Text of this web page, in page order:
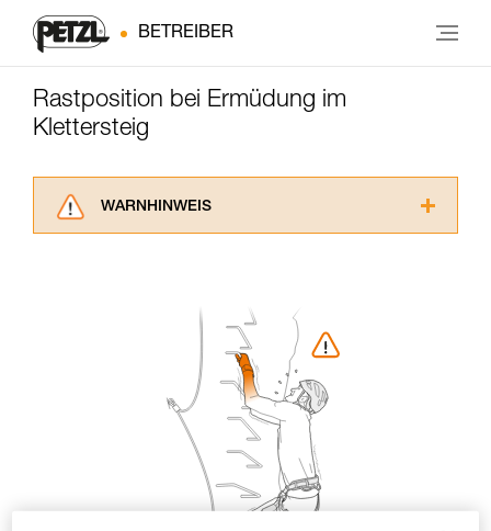
BETREIBER
Rastposition bei Ermüdung im
Klettersteig
WARNHINWEIS
ziehen. Um diese Zusatzinformationen
verstehen zu können, müssen Sie zuerst die in
der Gebrauchsanweisung enthaltenen
Informationen richtig verstanden haben.
Die Beherrschung dieser Techniken setzt eine
entsprechende Ausbildung und ein spezielles
Training voraus. Prüfen Sie zusammen mit
einem Profi, ob Sie in der Lage sind, den
Vorgang alleine sicher zu wiederholen, bevor
Sie ihn eigenständig durchführen.